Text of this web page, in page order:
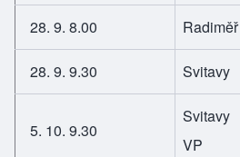
28. 9. 8.00 Radiměř
28. 9. 9.30 Svitavy
5. 10. 9.30
Svitavy
VP